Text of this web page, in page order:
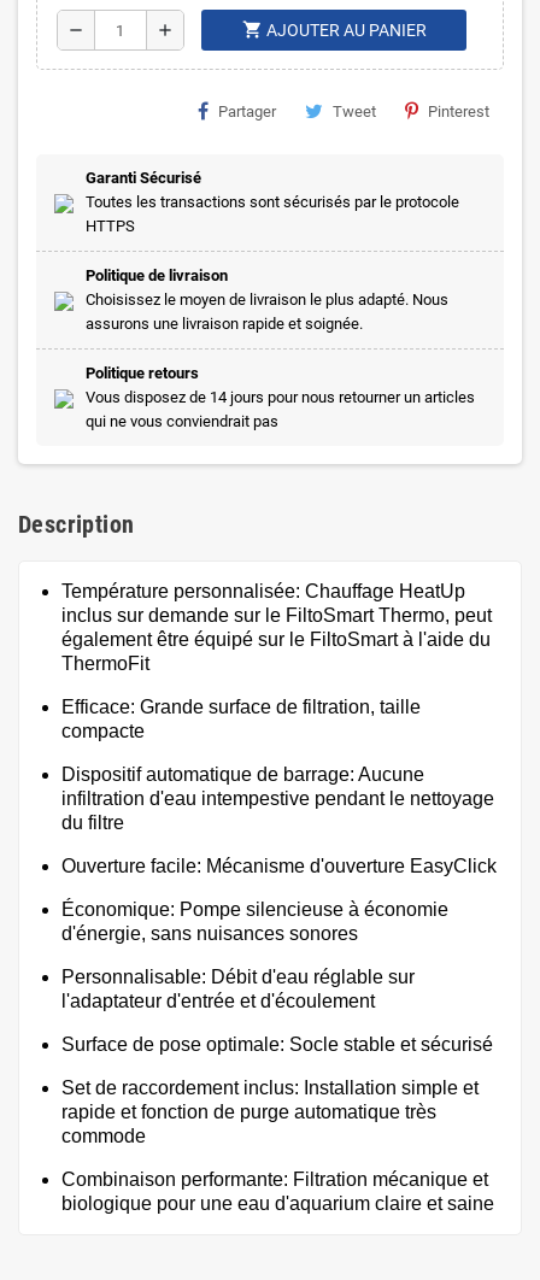
remove add shopping_cart AJOUTER AU PANIER
Partager Tweet Pinterest
Garanti Sécurisé
Toutes les transactions sont sécurisés par le protocole
HTTPS
Politique de livraison
Choisissez le moyen de livraison le plus adapté. Nous
assurons une livraison rapide et soignée.
Politique retours
Vous disposez de 14 jours pour nous retourner un articles
qui ne vous conviendrait pas
Description
Température personnalisée: Chauffage HeatUp
inclus sur demande sur le FiltoSmart Thermo, peut
également être équipé sur le FiltoSmart à l'aide du
ThermoFit
Efficace: Grande surface de filtration, taille
compacte
Dispositif automatique de barrage: Aucune
infiltration d'eau intempestive pendant le nettoyage
du filtre
Ouverture facile: Mécanisme d'ouverture EasyClick
Économique: Pompe silencieuse à économie
d'énergie, sans nuisances sonores
Personnalisable: Débit d'eau réglable sur
l'adaptateur d'entrée et d'écoulement
Surface de pose optimale: Socle stable et sécurisé
Set de raccordement inclus: Installation simple et
rapide et fonction de purge automatique très
commode
Combinaison performante: Filtration mécanique et
biologique pour une eau d'aquarium claire et saine